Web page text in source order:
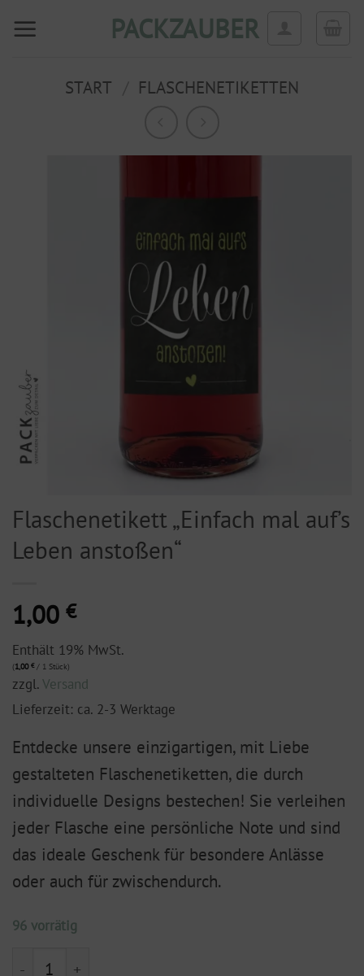
Inhalt
PACKZAUBER
START FLASCHENETIKETTEN
Flaschenetikett „Einfach mal auf’s
Leben anstoßen“
1,00 €
Enthält 19% MwSt.
(1,00 €/ 1 Stück)
zzgl.Versand
Lieferzeit: ca. 2-3 Werktage
Entdecke unsere einzigartigen, mit Liebe
gestalteten Flaschenetiketten, die durch
individuelle Designs bestechen! Sie verleihen
jeder Flasche eine persönliche Note und sind
das ideale Geschenk für besondere Anlässe
oder auch für zwischendurch.
96 vorrätig
Flaschenetikett "Einfach mal auf's Leben anstoßen"